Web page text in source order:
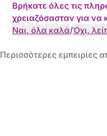
Βρήκατε όλες τις
χρειαζόσασταν για να
Ναι, όλα καλά/Όχι,
Περισσότερες εμπειρίες